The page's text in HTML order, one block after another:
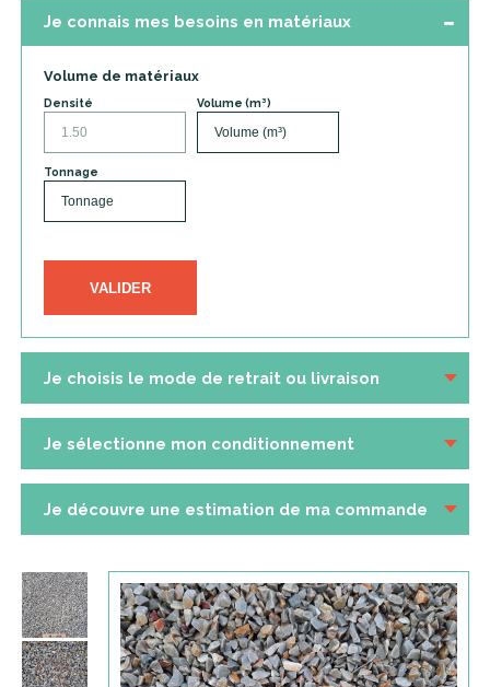
Je connais mes besoins en matériaux
Volume de matériaux
Densité Volume (m³)
Tonnage
VALIDER
Je choisis le mode de retrait ou livraison
Je sélectionne mon conditionnement
Je découvre une estimation de ma commande